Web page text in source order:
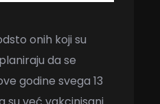
onih koji su
da se
godine svega 13